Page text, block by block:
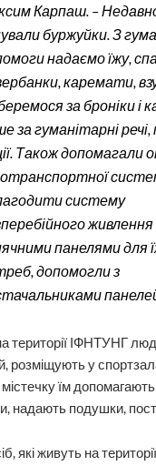
Карпаш. –
буржуйки. З
надаємо їжу,
каремати,
за броніки і
за гуманітарні
Також допомагали
систему
живлення
панелями для
допомогли з
території ІФНТУНГ
розміщують у
їм
надають подушки,
які живуть на